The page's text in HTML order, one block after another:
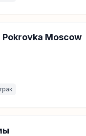
Moscow